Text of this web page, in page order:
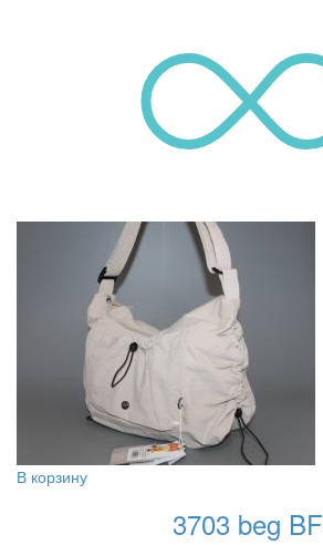
В корзину
3703 beg BF